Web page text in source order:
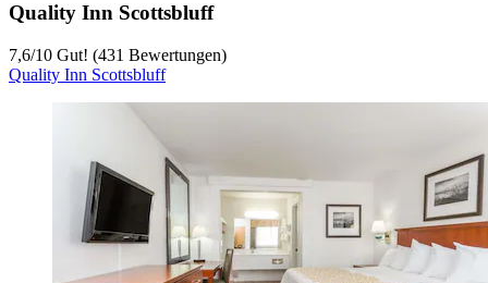
Quality Inn Scottsbluff
7,6/10 Gut! (431 Bewertungen)
Quality Inn Scottsbluff